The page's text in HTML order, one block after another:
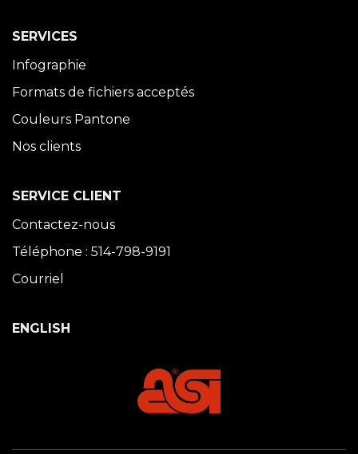
SERVICES
Infographie
Formats de fichiers acceptés
Couleurs Pantone
Nos clients
SERVICE CLIENT
Contactez-nous
Téléphone : 514-798-9191
Courriel
ENGLISH